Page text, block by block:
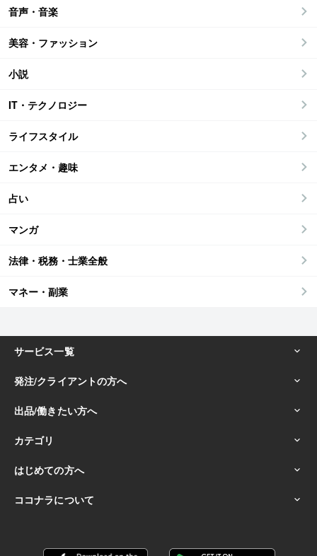
音声・音楽
美容・ファッション
小説
IT・テクノロジー
ライフスタイル
エンタメ・趣味
占い
マンガ
法律・税務・士業全般
マネー・副業